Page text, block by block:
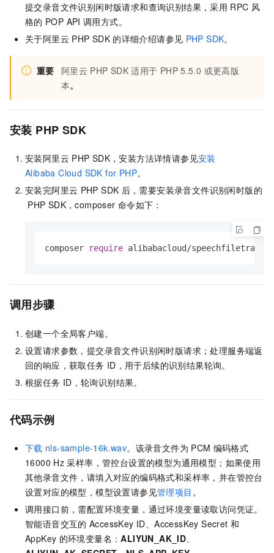
提交录音文件识别闲时版请求和查询识别结果，采用 RPC 风
格的 POP API 调用方式。
关于阿里云 PHP SDK 的详细介绍请参见 PHP SDK。
重要 阿里云 PHP SDK 适用于 PHP 5.5.0 或更高版
本。
安装 PHP SDK
安装阿里云 PHP SDK，安装方法详情请参见安装
Alibaba Cloud SDK for PHP。
安装完阿里云 PHP SDK 后，需要安装录音文件识别闲时版的
PHP SDK，composer 命令如下：
composer require alibabacloud/
调用步骤
创建一个全局客户端。
设置请求参数，提交录音文件识别闲时版请求；处理服务端返
回的响应，获取任务 ID，用于后续的识别结果轮询。
根据任务 ID，轮询识别结果。
代码示例
下载 nls-sample-16k.wav。该录音文件为 PCM 编码格式
16000 Hz 采样率，管控台设置的模型为通用模型；如果使用
其他录音文件，请填入对应的编码格式和采样率，并在管控台
设置对应的模型，模型设置请参见管理项目 。
调用接口前，需配置环境变量，通过环境变量读取访问凭证。
智能语音交互的 AccessKey ID、AccessKey Secret 和
AppKey 的环境变量名：ALIYUN_AK_ID